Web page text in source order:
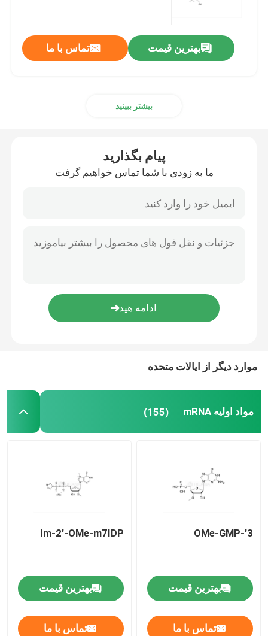
تشخیص مولکولی
سیستم تحویل
بهترین قیمت تماس با ما
بیشتر ببینید
پیام بگذارید
ما به زودی با شما تماس خواهیم گرفت
موارد دیگر از ایالات متحده
مواد اولیه mRNA (155)
3'-OMe-GMP
بهترین قیمت
تماس با ما
Im-2'-OMe-m7IDP
بهترین قیمت
تماس با ما